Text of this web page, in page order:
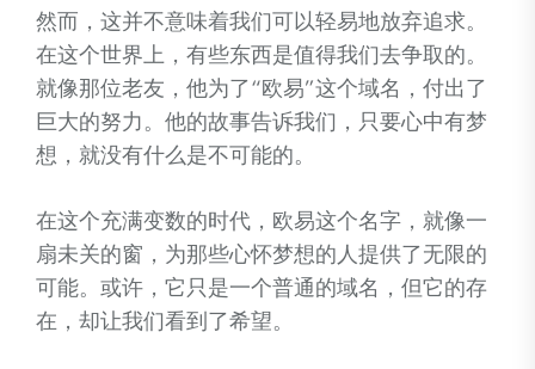
然而，这并不意味着我们可以轻易地放弃追求。
在这个世界上，有些东西是值得我们去争取的。
就像那位老友，他为了“欧易”这个域名，付出了
巨大的努力。他的故事告诉我们，只要心中有梦
想，就没有什么是不可能的。
在这个充满变数的时代，欧易这个名字，就像一
扇未关的窗，为那些心怀梦想的人提供了无限的
可能。或许，它只是一个普通的域名，但它的存
在，却让我们看到了希望。